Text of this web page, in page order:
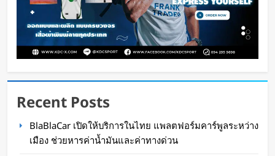
ทีมนักศึกษาจากเนเธอร์แลนด์เปิดตัว Stella Juva
รถพยาบาลพลังงานแสงอาทิตย์คันแรกของโลก วิ่ง
Recent Posts
BlaBlaCar เปิดให้บริการในไทย แพลตฟอร์มคาร์พูลระหว่าง
เมือง ช่วยหารค่าน้ำมันและค่าทางด่วน